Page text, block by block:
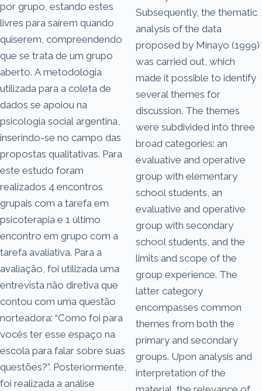
por grupo, estando estes
livres para saírem quando
quiserem, compreendendo
que se trata de um grupo
aberto. A metodologia
utilizada para a coleta de
dados se apoiou na
psicologia social argentina,
inserindo-se no campo das
propostas qualitativas. Para
este estudo foram
realizados 4 encontros
grupais com a tarefa em
psicoterapia e 1 último
encontro em grupo com a
tarefa avaliativa. Para a
avaliação, foi utilizada uma
entrevista não diretiva que
contou com uma questão
norteadora: “Como foi para
vocês ter esse espaço na
escola para falar sobre suas
questões?”. Posteriormente,
foi realizada a análise
Subsequently, the thematic
analysis of the data
proposed by Minayo (1999)
was carried out, which
made it possible to identify
several themes for
discussion. The themes
were subdivided into three
broad categories: an
evaluative and operative
group with elementary
school students, an
evaluative and operative
group with secondary
school students, and the
limits and scope of the
group experience. The
latter category
encompasses common
themes from both the
primary and secondary
groups. Upon analysis and
interpretation of the